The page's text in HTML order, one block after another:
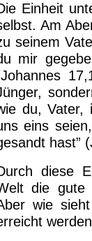
Einheit
Am
seinem
mir
du, Vater,
eins
hast”
diese
die gute
wie